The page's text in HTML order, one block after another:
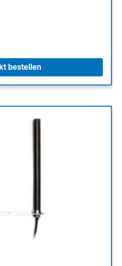
bestellen